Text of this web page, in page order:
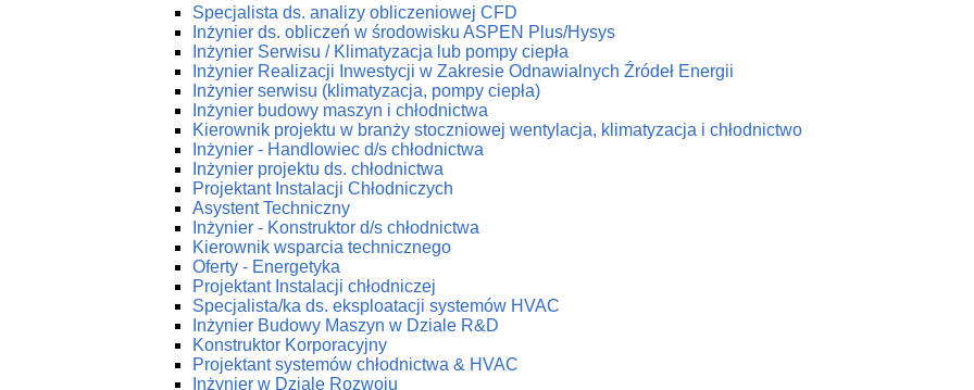
Specjalista ds. analizy obliczeniowej CFD
Inżynier ds. obliczeń w środowisku ASPEN Plus/Hysys
Inżynier Serwisu / Klimatyzacja lub pompy ciepła
Inżynier Realizacji Inwestycji w Zakresie Odnawialnych Źródeł Energii
Inżynier serwisu (klimatyzacja, pompy ciepła)
Inżynier budowy maszyn i chłodnictwa
Kierownik projektu w branży stoczniowej wentylacja, klimatyzacja i chłodnictwo
Inżynier - Handlowiec d/s chłodnictwa
Inżynier projektu ds. chłodnictwa
Projektant Instalacji Chłodniczych
Asystent Techniczny
Inżynier - Konstruktor d/s chłodnictwa
Kierownik wsparcia technicznego
Oferty - Energetyka
Projektant Instalacji chłodniczej
Specjalista/ka ds. eksploatacji systemów HVAC
Inżynier Budowy Maszyn w Dziale R&D
Konstruktor Korporacyjny
Projektant systemów chłodnictwa & HVAC
Inżynier w Dziale Rozwoju